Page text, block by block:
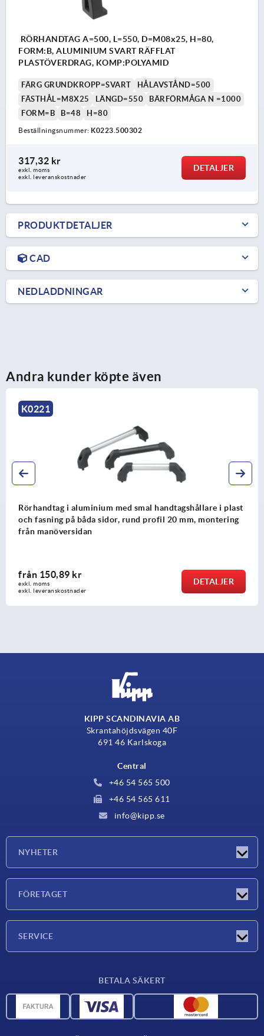
RÖRHANDTAG A=500, L=550, D=M08x25, H=80,
FORM:B, ALUMINIUM SVART RÄFFLAT
PLASTÖVERDRAG, KOMP:POLYAMID
FÄRG GRUNDKROPP=SVART
HÅLAVSTÅND=500
FÄSTHÅL=M8X25
LÄNGD=550
BÄRFÖRMÅGA N =1000
FORM=B
B=48 H=80
Beställningsnummer: K0223.500302
317,32 kr
exkl. moms
exkl. leveranskostnader
DETALJER
PRODUKTDETALJER
CAD
NEDLADDNINGAR
Andra kunder köpte även
plast
Runda stånghandtag i aluminium
från
exkl. leveranskostnader
KIPP SCANDINAVIA AB
Skrantahöjdsvägen 40F
691 46 Karlskoga
Central
+46 54 565 500
+46 54 565 611
info@kipp.se
NYHETER
FÖRETAGET
SERVICE
CAD-data
BETALA SÄKERT